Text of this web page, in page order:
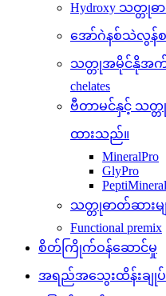
Hydroxy သတ္တုဓာ
အော်ဂဲနစ်သဲလွန်
သတ္တုအမိုင်နိုအက်ဆ
chelates
ဗီတာမင်နှင့် သတ္
ထားသည်။
MineralPro
GlyPro
သတ္တုဓာတ်ဆားမျ
Functional premix
စိတ်ကြိုက်ဝန်ဆောင်မှု
အရည်အသွေးထိန်းချု